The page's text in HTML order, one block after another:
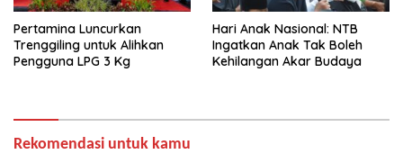
Pertamina Luncurkan
Trenggiling untuk Alihkan
Pengguna LPG 3 Kg
Hari Anak Nasional: NTB
Ingatkan Anak Tak Boleh
Kehilangan Akar Budaya
Rekomendasi untuk kamu